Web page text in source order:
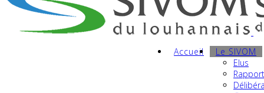
Accueil
Le SIVOM
Elus